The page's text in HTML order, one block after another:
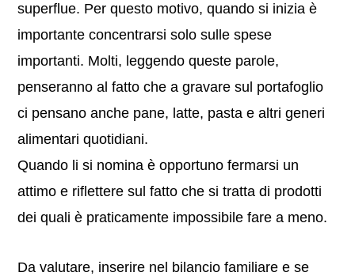
superflue. Per questo motivo, quando si inizia è
importante concentrarsi solo sulle spese
importanti. Molti, leggendo queste parole,
penseranno al fatto che a gravare sul portafoglio
ci pensano anche pane, latte, pasta e altri generi
alimentari quotidiani.
Quando li si nomina è opportuno fermarsi un
attimo e riflettere sul fatto che si tratta di prodotti
dei quali è praticamente impossibile fare a meno.
Da valutare, inserire nel bilancio familiare e se